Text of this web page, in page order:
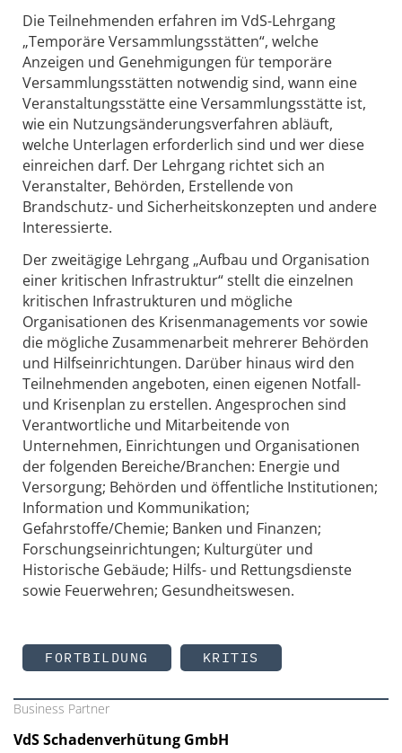
Die Teilnehmenden erfahren im VdS-Lehrgang
„Temporäre Versammlungsstätten“, welche
Anzeigen und Genehmigungen für temporäre
Versammlungsstätten notwendig sind, wann eine
Veranstaltungsstätte eine Versammlungsstätte ist,
wie ein Nutzungsänderungsverfahren abläuft,
welche Unterlagen erforderlich sind und wer diese
einreichen darf. Der Lehrgang richtet sich an
Veranstalter, Behörden, Erstellende von
Brandschutz- und Sicherheitskonzepten und andere
Interessierte.
Der zweitägige Lehrgang „Aufbau und Organisation
einer kritischen Infrastruktur“ stellt die einzelnen
kritischen Infrastrukturen und mögliche
Organisationen des Krisenmanagements vor sowie
die mögliche Zusammenarbeit mehrerer Behörden
und Hilfseinrichtungen. Darüber hinaus wird den
Teilnehmenden angeboten, einen eigenen Notfall-
und Krisenplan zu erstellen. Angesprochen sind
Verantwortliche und Mitarbeitende von
Unternehmen, Einrichtungen und Organisationen
der folgenden Bereiche/Branchen: Energie und
Versorgung; Behörden und öffentliche Institutionen;
Information und Kommunikation;
Gefahrstoffe/Chemie; Banken und Finanzen;
Forschungseinrichtungen; Kulturgüter und
Historische Gebäude; Hilfs- und Rettungsdienste
sowie Feuerwehren; Gesundheitswesen.
FORTBILDUNG KRITIS
Business Partner
VdS Schadenverhütung GmbH